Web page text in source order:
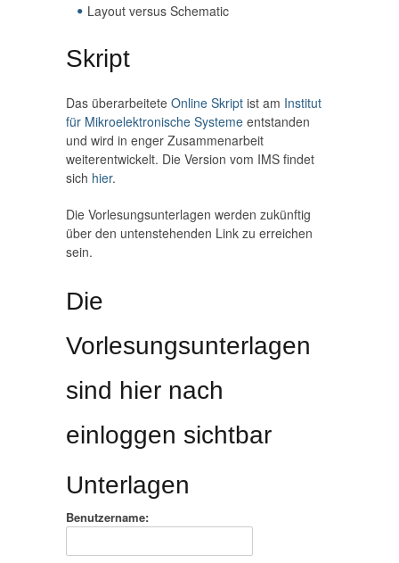
Layout versus Schematic
Skript
Das überarbeitete Online Skript ist am Institut
für Mikroelektronische Systeme entstanden
und wird in enger Zusammenarbeit
weiterentwickelt. Die Version vom IMS findet
sich hier.
Die Vorlesungsunterlagen werden zukünftig
über den untenstehenden Link zu erreichen
sein.
Die
Vorlesungsunterlagen
sind hier nach
einloggen sichtbar
Unterlagen
Benutzername: